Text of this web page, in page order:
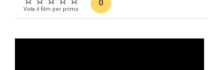
Vota il film per primo
0